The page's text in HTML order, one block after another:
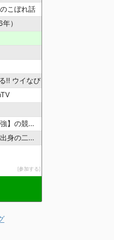
こぼれ話
）
!! ウイなび
競馬予想
で理論競馬
参加する